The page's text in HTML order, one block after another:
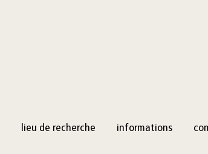
lieu de recherche informations